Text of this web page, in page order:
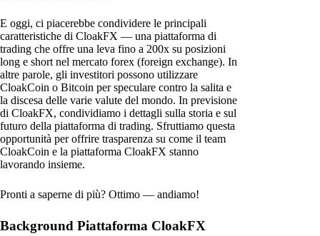
E oggi, ci piacerebbe condividere le principali
caratteristiche di CloakFX — una piattaforma di
trading che offre una leva fino a 200x su posizioni
long e short nel mercato forex (foreign exchange). In
altre parole, gli investitori possono utilizzare
CloakCoin o Bitcoin per speculare contro la salita e
la discesa delle varie valute del mondo. In previsione
di CloakFX, condividiamo i dettagli sulla storia e sul
futuro della piattaforma di trading. Sfruttiamo questa
opportunità per offrire trasparenza su come il team
CloakCoin e la piattaforma CloakFX stanno
lavorando insieme.
Pronti a saperne di più? Ottimo — andiamo!
Background Piattaforma CloakFX